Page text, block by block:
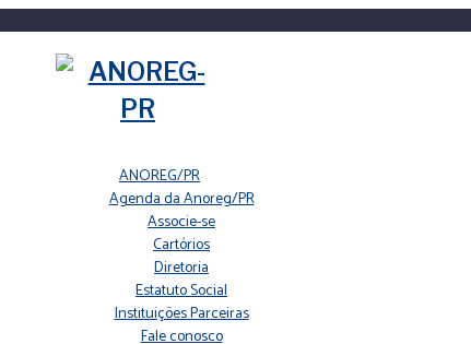
ANOREG/PR
Agenda da Anoreg/PR
Associe-se
Cartórios
Diretoria
Estatuto Social
Instituições Parceiras
Fale conosco